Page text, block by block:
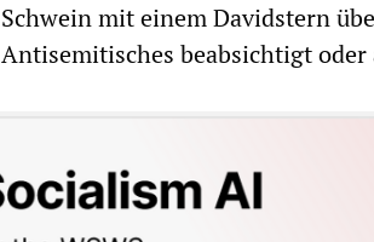
Schwein mit einem Davidstern
Antisemitisches beabsichtigt oder